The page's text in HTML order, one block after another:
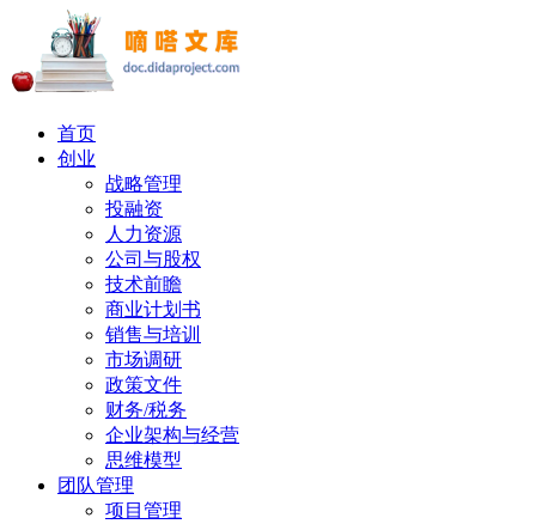
首页
创业
战略管理
投融资
人力资源
公司与股权
技术前瞻
商业计划书
销售与培训
市场调研
政策文件
财务/税务
企业架构与经营
思维模型
团队管理
项目管理